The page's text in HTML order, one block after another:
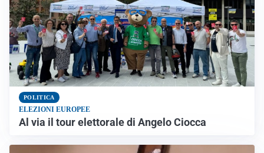
POLITICA
ELEZIONI EUROPEE
Al via il tour elettorale di Angelo Ciocca